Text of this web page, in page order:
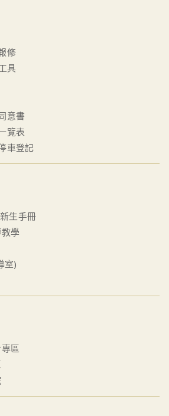
修
具
意書
覽表
車登記
生手冊
學
室)
區